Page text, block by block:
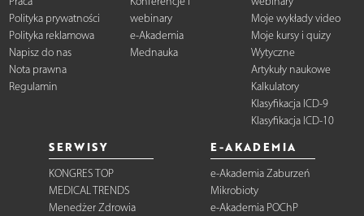
Polityka prywatności
Polityka reklamowa
Napisz do nas
Nota prawna
Regulamin
webinary
e-Akademia
Mednauka
Moje wykłady video
Moje kursy i quizy
Wytyczne
Artykuły naukowe
Kalkulatory
Klasyfikacja ICD-9
Klasyfikacja ICD-10
SERWISY
KONGRES TOP
MEDICAL TRENDS
Menedżer Zdrowia
E-AKADEMIA
e-Akademia Zaburzeń
Mikrobioty
e-Akademia POChP